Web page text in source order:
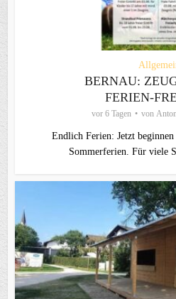
BERNAU:
FERIEN-
vor 6 Tagen von
Endlich Ferien: Jetzt
Sommerferien. Für viele